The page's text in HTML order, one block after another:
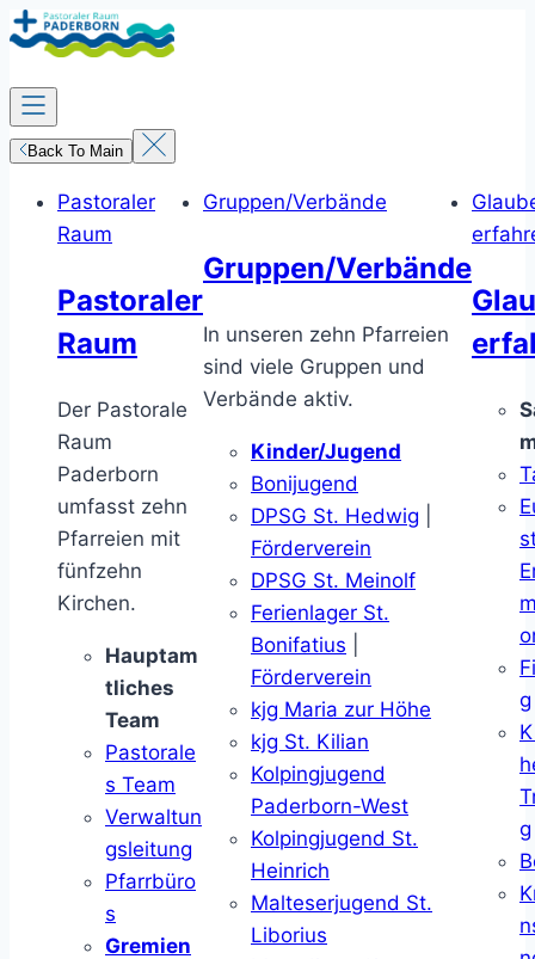
Zum
Inhalt
springen
Back To Main
Pastoraler
Raum
Pastoraler
Raum
Der Pastorale
Raum
Paderborn
umfasst zehn
Pfarreien mit
fünfzehn
Kirchen.
Hauptam
tliches
Team
Pastorale
s Team
Verwaltun
gsleitung
Pfarrbüro
s
Gremien
Gruppen/Verbände
Gruppen/Verbände
In unseren zehn Pfarreien
sind viele Gruppen und
Verbände aktiv.
Kinder/Jugend
Bonijugend
DPSG St. Hedwig
Förderverein
DPSG St. Meinolf
Ferienlager St.
Bonifatius
Förderverein
kjg Maria zur Höhe
kjg St. Kilian
Kolpingjugend
Paderborn-West
Kolpingjugend St.
Heinrich
Malteserjugend St.
Liborius
g
g